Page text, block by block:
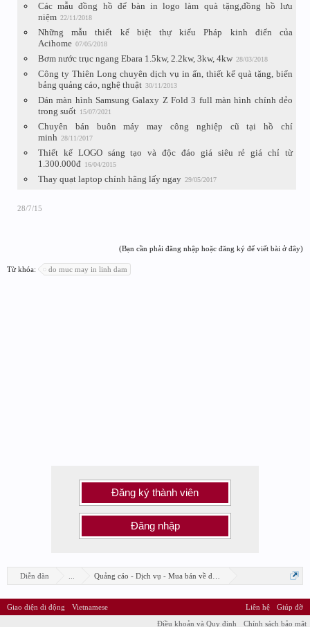
Các mẫu đồng hồ để bàn in logo làm quà tặng,đồng hồ lưu
niệm 22/11/2018
Những mẫu thiết kế biệt thự kiểu Pháp kinh điển của
Acihome 07/05/2018
Bơm nước trục ngang Ebara 1.5kw, 2.2kw, 3kw, 4kw 28/03/2018
Công ty Thiên Long chuyên dịch vụ in ấn, thiết kế quà tặng, biển
bảng quảng cáo, nghệ thuật 30/11/2013
Dán màn hình Samsung Galaxy Z Fold 3 full màn hình chính dẻo
trong suốt 15/07/2021
Chuyên bán buôn máy may công nghiệp cũ tại hồ chí
minh 28/11/2017
Thiết kế LOGO sáng tạo và độc đáo giá siêu rẻ giá chỉ từ
1.300.000đ 16/04/2015
Thay quạt laptop chính hãng lấy ngay 29/05/2017
28/7/15
(Bạn cần phải đăng nhập hoặc đăng ký để viết bài ở đây)
Từ khóa: do muc may in linh dam
Đăng ký thành viên
Đăng nhập
Diễn đàn Quảng cáo - Dịch vụ - Mua bán về design
Giao diện di động Vietnamese Liên hệ
Giúp đỡ
Điều khoản và Quy định
Chính sách bảo mật